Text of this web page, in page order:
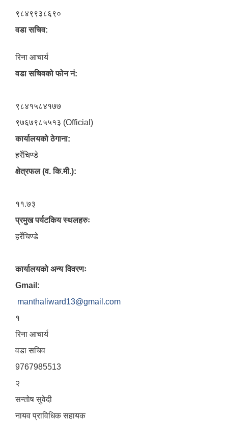
९८४९९३८६९०
वडा सचिव:
रिना आचार्य
वडा सचिवको फोन नं:
९८४१५८४१७७
९७६७९८५५१३ (Official)
कार्यालयको ठेगाना:
हर्रेचिण्डे
क्षेत्रफल (व. कि.मी.):
११.७३
प्रमुख पर्यटकिय स्थलहरुः
हर्रेचिण्डे
कार्यालयको अन्य विवरणः
Gmail:
manthaliward13@gmail.com
१
रिना आचार्य
वडा सचिव
9767985513
२
सन्तोष सुवेदी
नायव प्राविधिक सहायक